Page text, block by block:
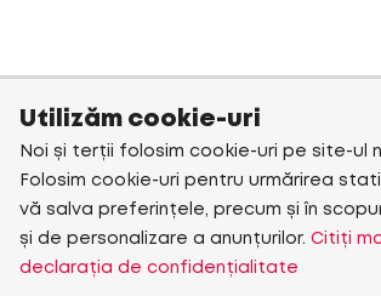
Utilizăm cookie-uri
Noi și terții folosim cookie-uri pe site-ul
Folosim cookie-uri pentru urmărirea
vă salva preferințele, precum și în
și de personalizare a anunțurilor. Citiți
declarația de confidențialitate